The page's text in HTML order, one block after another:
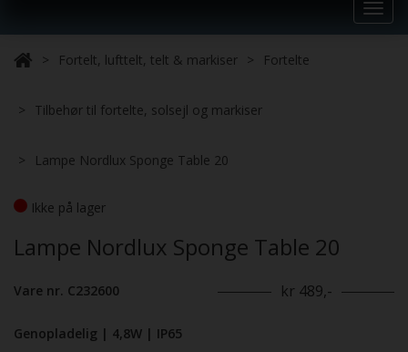
Fortelt, lufttelt, telt & markiser Fortelte
Tilbehør til fortelte, solsejl og markiser
Lampe Nordlux Sponge Table 20
Ikke på lager
Lampe Nordlux Sponge Table 20
Vare nr. C232600 kr 489,-
Genopladelig | 4,8W | IP65